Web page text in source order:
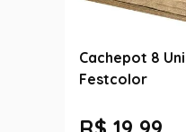
Cachepot 8
Festcolor